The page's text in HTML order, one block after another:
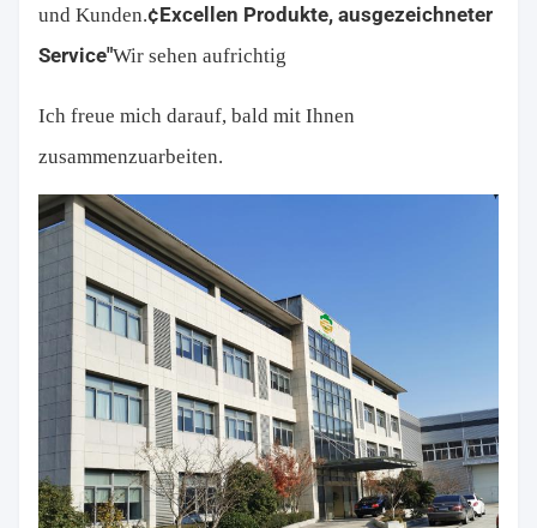
und Kunden.¢Excellen Produkte, ausgezeichneter
Service"Wir sehen aufrichtig
Ich freue mich darauf, bald mit Ihnen
zusammenzuarbeiten.